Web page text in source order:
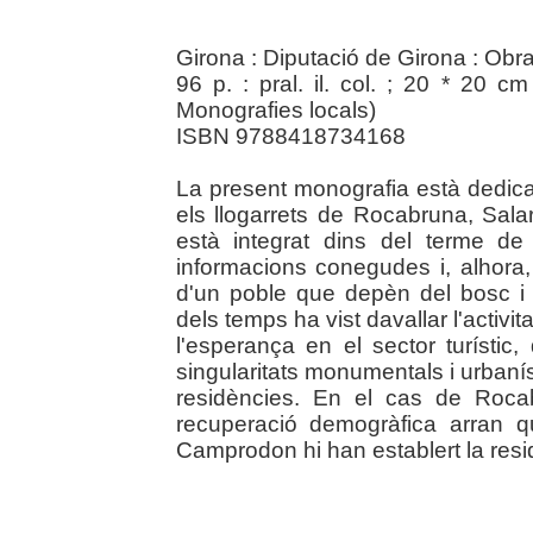
Girona : Diputació de Girona :
96 p. : pral. il. col. ; 20 * 20
Monografies locals)
ISBN 9788418734168
La present monografia està
els llogarrets de Rocabruna,
està integrat dins del terme de
informacions conegudes i,
d'un poble que depèn del bosc
dels temps ha vist davallar
l'esperança en el sector
singularitats monumentals i
residències. En el cas de
recuperació demogràfica arran
Camprodon hi han establert la